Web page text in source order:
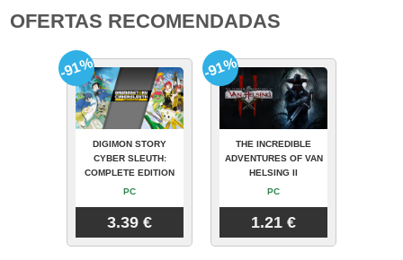
OFERTAS RECOMENDADAS
DIGIMON STORY
CYBER SLEUTH:
COMPLETE EDITION
PC
3.39 €
-91%
THE INCREDIBLE
ADVENTURES OF VAN
HELSING II
PC
1.21 €
-91%